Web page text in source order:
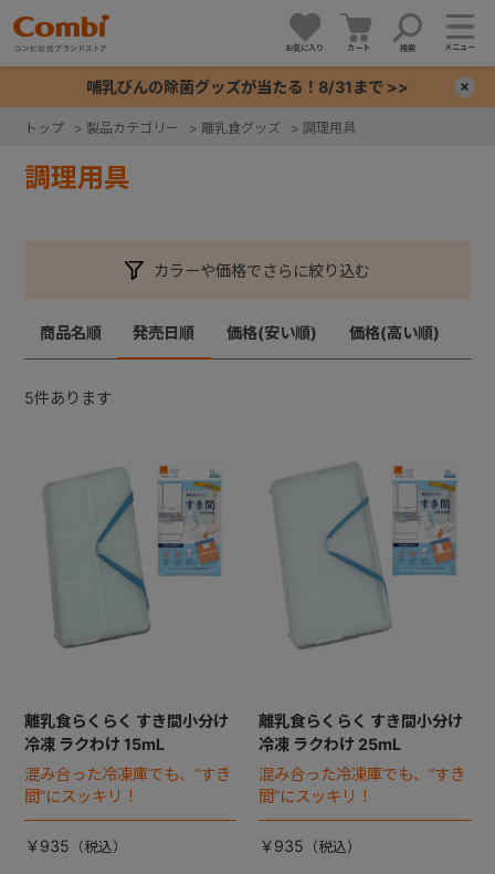
お気に入り カート 検索 メニュー
哺乳びんの除菌グッズが当たる！8/31まで >>
トップ > 製品カテゴリー > 離乳食グッズ > 調理用具
調理用具
カラーや価格でさらに絞り込む
商品名順 発売日順 価格(安い順) 価格(高い順)
5件あります
離乳食らくらく すき間小分け
冷凍 ラクわけ 15mL
混み合った冷凍庫でも、“すき
間”にスッキリ！
￥935
離乳食らくらく すき間小分け
冷凍 ラクわけ 25mL
混み合った冷凍庫でも、“すき
間”にスッキリ！
￥935